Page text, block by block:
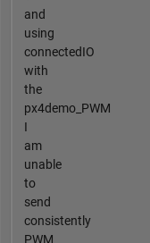
and
using
connectedIO
with
the
px4demo_PWM
I
am
unable
to
send
consistently
PWM